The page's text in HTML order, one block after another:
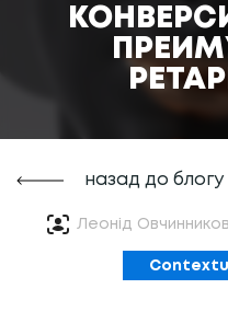
назад до блогу
Леонід Овчинников